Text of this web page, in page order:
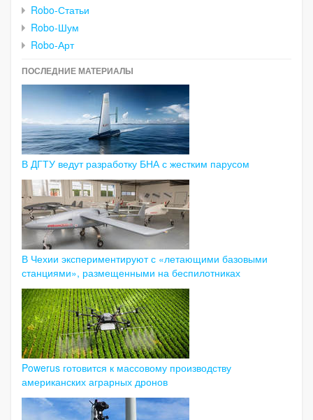
Robo-Статьи
Robo-Шум
Robo-Арт
ПОСЛЕДНИЕ МАТЕРИАЛЫ
В ДГТУ ведут разработку БНА с жестким парусом
В Чехии экспериментируют с «летающими базовыми
станциями», размещенными на беспилотниках
Powerus готовится к массовому производству
американских аграрных дронов